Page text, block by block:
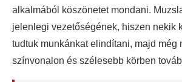
alkalmából köszönetet mondani.
jelenlegi vezetőségének, hiszen nekik
tudtuk munkánkat elindítani, majd még
színvonalon és szélesebb körben